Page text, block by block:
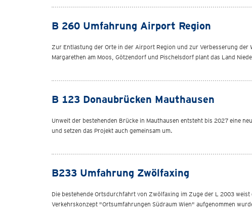
B 260 Umfahrung Airport Region
Zur Entlastung der Orte in der Airport Region und zur Verbesserung der
Margarethen am Moos, Götzendorf und Pischelsdorf plant das Land
B 123 Donaubrücken Mauthausen
Unweit der bestehenden Brücke in Mauthausen entsteht bis 2027 eine
und setzen das Projekt auch gemeinsam um.
B233 Umfahrung Zwölfaxing
Die bestehende Ortsdurchfahrt von Zwölfaxing im Zuge der L 2003
Verkehrskonzept "Ortsumfahrungen Südraum Wien" aufgenommen